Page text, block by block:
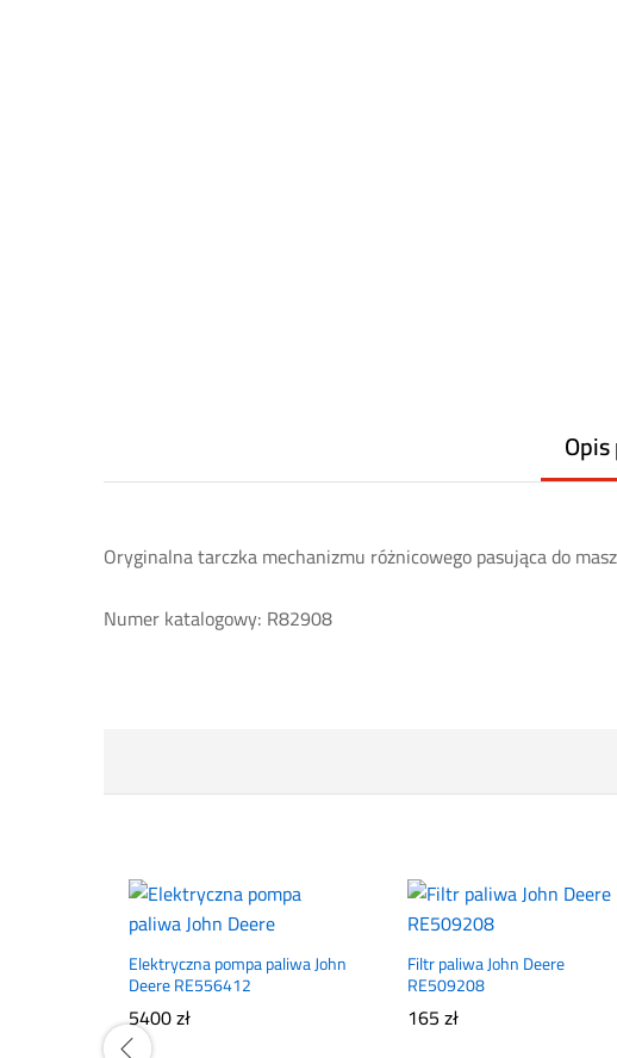
Oryginalna tarczka mechanizmu różnicowego pasująca do
Numer katalogowy: R82908
Elektryczna pompa paliwa John
Deere RE556412
5400zł
Filtr paliwa John Deere
RE509208
165zł